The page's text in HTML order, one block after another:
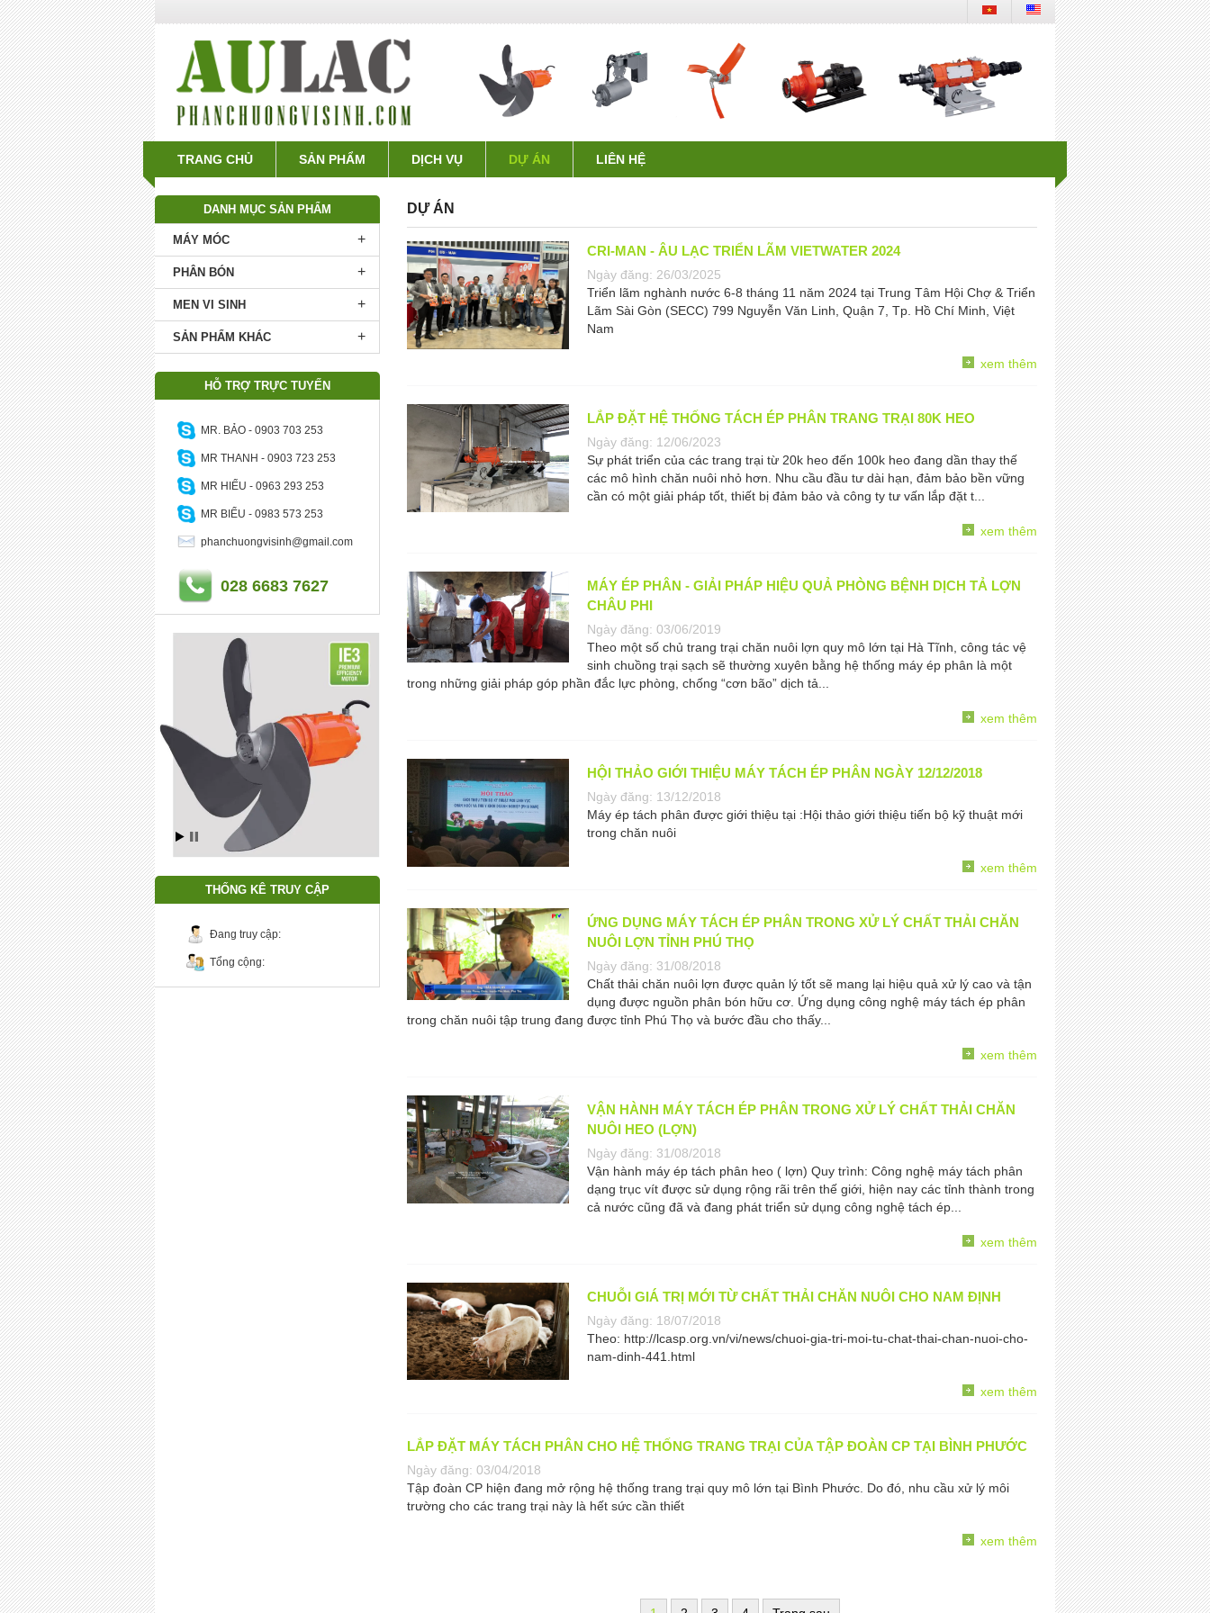
TRANG CHỦ SẢN PHẨM DỊCH VỤ DỰ ÁN LIÊN HỆ
DỰ ÁN
CRI-MAN - ÂU LẠC TRIỂN LÃM VIETWATER 2024
Ngày đăng: 26/03/2025
Triển lãm nghành nước 6-8 tháng 11 năm 2024 tại Trung Tâm Hội Chợ & Triển
Lãm Sài Gòn (SECC) 799 Nguyễn Văn Linh, Quận 7, Tp. Hồ Chí Minh, Việt
Nam
xem thêm
LẮP ĐẶT HỆ THỐNG TÁCH ÉP PHÂN TRANG TRẠI 80K HEO
Ngày đăng: 12/06/2023
Sự phát triển của các trang trại từ 20k heo đến 100k heo đang dần thay thế
các mô hình chăn nuôi nhỏ hơn. Nhu cầu đầu tư dài hạn, đảm bảo bền vững
cần có một giải pháp tốt, thiết bị đảm bảo và công ty tư vấn lắp đặt t...
xem thêm
MÁY ÉP PHÂN - GIẢI PHÁP HIỆU QUẢ PHÒNG BỆNH DỊCH TẢ LỢN
CHÂU PHI
Ngày đăng: 03/06/2019
Theo một số chủ trang trại chăn nuôi lợn quy mô lớn tại Hà Tĩnh, công tác vệ
sinh chuồng trại sạch sẽ thường xuyên bằng hệ thống máy ép phân là một
trong những giải pháp góp phần đắc lực phòng, chống “cơn bão” dịch tả...
xem thêm
HỘI THẢO GIỚI THIỆU MÁY TÁCH ÉP PHÂN NGÀY 12/12/2018
Ngày đăng: 13/12/2018
Máy ép tách phân được giới thiệu tại :Hội thảo giới thiệu tiến bộ kỹ thuật mới
trong chăn nuôi
xem thêm
ỨNG DỤNG MÁY TÁCH ÉP PHÂN TRONG XỬ LÝ CHẤT THẢI CHĂN
NUÔI LỢN TỈNH PHÚ THỌ
Ngày đăng: 31/08/2018
Chất thải chăn nuôi lợn được quản lý tốt sẽ mang lại hiệu quả xử lý cao và tận
dụng được nguồn phân bón hữu cơ. Ứng dụng công nghệ máy tách ép phân
trong chăn nuôi tập trung đang được tỉnh Phú Thọ và bước đầu cho thấy...
xem thêm
VẬN HÀNH MÁY TÁCH ÉP PHÂN TRONG XỬ LÝ CHẤT THẢI CHĂN
NUÔI HEO (LỢN)
Ngày đăng: 31/08/2018
Vận hành máy ép tách phân heo ( lợn) Quy trình: Công nghệ máy tách phân
dạng trục vít được sử dụng rộng rãi trên thế giới, hiện nay các tỉnh thành trong
cả nước cũng đã và đang phát triển sử dụng công nghệ tách ép...
xem thêm
CHUỖI GIÁ TRỊ MỚI TỪ CHẤT THẢI CHĂN NUÔI CHO NAM ĐỊNH
Ngày đăng: 18/07/2018
Theo: http://lcasp.org.vn/vi/news/chuoi-gia-tri-moi-tu-chat-thai-chan-nuoi-cho-
nam-dinh-441.html
xem thêm
LẮP ĐẶT MÁY TÁCH PHÂN CHO HỆ THỐNG TRANG TRẠI CỦA TẬP ĐOÀN CP TẠI BÌNH PHƯỚC
Ngày đăng: 03/04/2018
Tập đoàn CP hiện đang mở rộng hệ thống trang trại quy mô lớn tại Bình Phước. Do đó, nhu cầu xử lý môi
trường cho các trang trại này là hết sức cần thiết
xem thêm
DANH MỤC SẢN PHẨM
MÁY MÓC +
PHÂN BÓN +
MEN VI SINH +
SẢN PHẨM KHÁC +
HỖ TRỢ TRỰC TUYẾN
MR. BẢO - 0903 703 253
MR THANH - 0903 723 253
MR HIẾU - 0963 293 253
MR BIỂU - 0983 573 253
phanchuongvisinh@gmail.com
028 6683 7627
THỐNG KÊ TRUY CẬP
Đang truy cập:
Tổng cộng: